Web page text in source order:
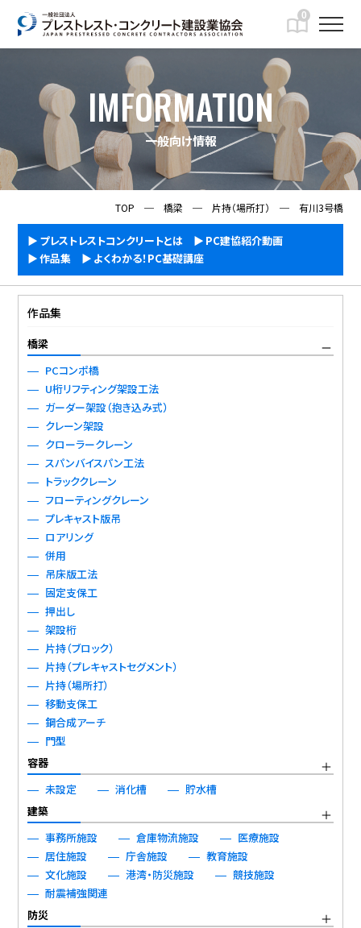
0
IMFORMATION
一般向け情報
TOP ─ 橋梁 ─ 片持（場所打） ─ 有川3号橋
プレストレストコンクリートとは
PC建協紹介動画
作品集
よくわかる！PC基礎講座
作品集
橋梁
PCコンポ橋
U桁リフティング架設工法
ガーダー架設（抱き込み式）
クレーン架設
クローラークレーン
スパンバイスパン工法
トラッククレーン
フローティングクレーン
プレキャスト版吊
ロアリング
併用
吊床版工法
固定支保工
押出し
架設桁
片持（ブロック）
片持（プレキャストセグメント）
片持（場所打）
移動支保工
鋼合成アーチ
門型
容器
未設定
消化槽
貯水槽
建築
事務所施設
倉庫物流施設
医療施設
居住施設
庁舎施設
教育施設
文化施設
港湾・防災施設
競技施設
耐震補強関連
防災